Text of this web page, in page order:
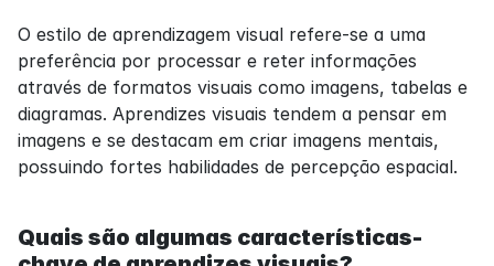
O estilo de aprendizagem visual refere-se a uma
preferência por processar e reter informações
através de formatos visuais como imagens, tabelas e
diagramas. Aprendizes visuais tendem a pensar em
imagens e se destacam em criar imagens mentais,
possuindo fortes habilidades de percepção espacial.
Quais são algumas características-